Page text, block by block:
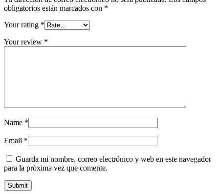
obligatorios están marcados con *
Your rating *
Your review *
Name *
Email *
Guarda mi nombre, correo electrónico y web en este navegador
para la próxima vez que comente.